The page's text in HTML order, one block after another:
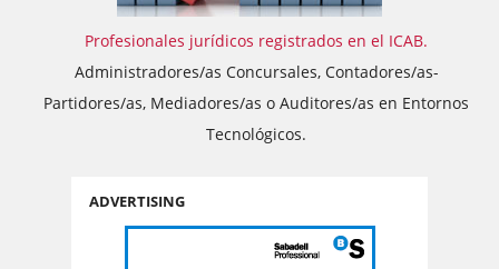
Profesionales jurídicos registrados en el ICAB.
Administradores/as Concursales, Contadores/as-
Partidores/as, Mediadores/as o Auditores/as en Entornos
Tecnológicos.
ADVERTISING